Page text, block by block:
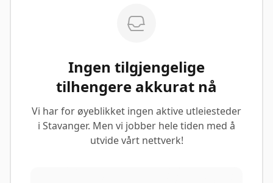
Ingen tilgjengelige
tilhengere akkurat nå
Vi har for øyeblikket ingen aktive utleiesteder
i Stavanger. Men vi jobber hele tiden med å
utvide vårt nettverk!